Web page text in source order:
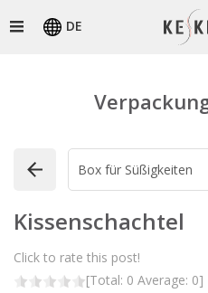
DE
Kissenschachtel
Click to rate this post!
[Total: 0 Average: 0]